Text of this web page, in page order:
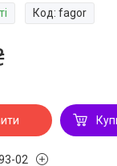
Код:fagor
02